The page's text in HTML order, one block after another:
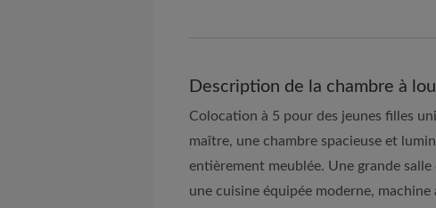
Description de la chambre à
Colocation à 5 pour des jeunes filles
maître, une chambre spacieuse et
entièrement meublée. Une grande
une cuisine équipée moderne, machine